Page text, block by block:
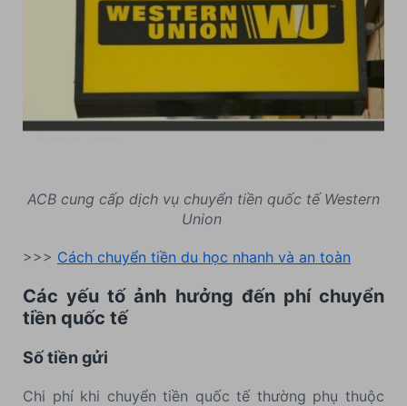
ACB cung cấp dịch vụ chuyển tiền quốc tế Western
Union
>>> Cách chuyển tiền du học nhanh và an toàn
Các yếu tố ảnh hưởng đến phí chuyển
tiền quốc tế
Số tiền gửi
Chi phí khi chuyển tiền quốc tế thường phụ thuộc